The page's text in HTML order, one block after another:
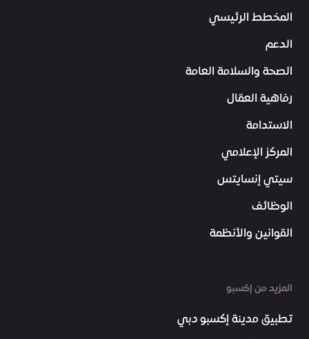
المخطط الرئيسي
الدعم
الصحة والسلامة العامة
رفاهية العمّال
الاستدامة
المركز الإعلامي
سيتي إنسايتس
الوظائف
القوانين والأنظمة
المزيد من إكسبو
تطبيق مدينة إكسبو دبي